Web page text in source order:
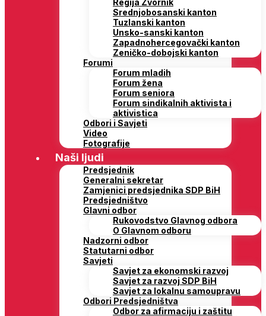
Regija Zvornik
Srednjobosanski kanton
Tuzlanski kanton
Unsko-sanski kanton
Zapadnohercegovački kanton
Zeničko-dobojski kanton
Forumi
Forum mladih
Forum žena
Forum seniora
Forum sindikalnih aktivista i
aktivistica
Odbori i Savjeti
Video
Fotografije
Naši ljudi
Predsjednik
Generalni sekretar
Zamjenici predsjednika SDP BiH
Predsjedništvo
Glavni odbor
Rukovodstvo Glavnog odbora
O Glavnom odboru
Nadzorni odbor
Statutarni odbor
Savjeti
Savjet za ekonomski razvoj
Savjet za razvoj SDP BiH
Savjet za lokalnu samoupravu
Odbori Predsjedništva
Odbor za afirmaciju i zaštitu